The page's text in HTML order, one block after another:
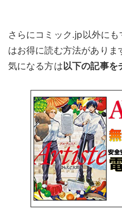
さらにコミック.jp以外にも
はお得に読む方法がありま
気になる方は以下の記事を